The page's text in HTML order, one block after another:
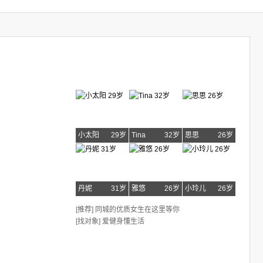
小太阳 29岁 Tina 32岁 思思 26岁
丹妮 31岁 雅悠 26岁 小玲儿 26岁
[推荐] 同城的优质女生在这里等你
[找对象] 爱健身懂生活